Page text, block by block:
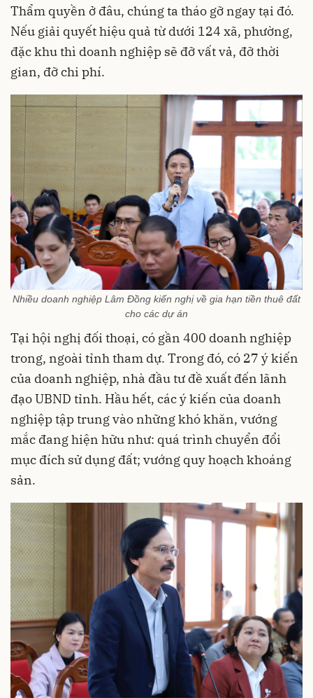
Thẩm quyền ở đâu, chúng ta tháo gỡ ngay tại đó.
Nếu giải quyết hiệu quả từ dưới 124 xã, phường,
đặc khu thì doanh nghiệp sẽ đỡ vất vả, đỡ thời
gian, đỡ chi phí.
Nhiều doanh nghiệp Lâm Đồng kiến nghị về gia hạn tiền thuê đất
cho các dự án
Tại hội nghị đối thoại, có gần 400 doanh nghiệp
trong, ngoài tỉnh tham dự. Trong đó, có 27 ý kiến
của doanh nghiệp, nhà đầu tư đề xuất đến lãnh
đạo UBND tỉnh. Hầu hết, các ý kiến của doanh
nghiệp tập trung vào những khó khăn, vướng
mắc đang hiện hữu như: quá trình chuyển đổi
mục đích sử dụng đất; vướng quy hoạch khoáng
sản.